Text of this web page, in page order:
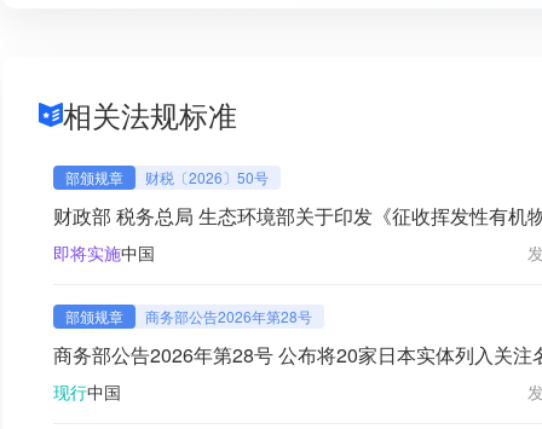
相关法规标准
部颁规章 财税〔2026〕50号
财政部 税务总局 生态环境部关于印发《征收挥发性有机
实施办法》的通知
即将实施中国
部颁规章 商务部公告2026年第28号
商务部公告2026年第28号 公布将20家日本实体列入关注
现行中国